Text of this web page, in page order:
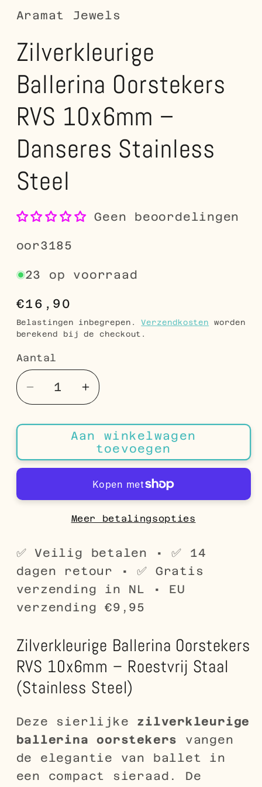
Aramat Jewels
Zilverkleurige
Ballerina Oorstekers
RVS 10x6mm –
Danseres Stainless
Steel
Geen beoordelingen
SKU:
oor3185
23 op voorraad
Normale
prijs
€16,90
Belastingen inbegrepen.Verzendkosten worden
berekend bij de checkout.
Aantal
Aantal
Aantal
verlagen
voor
Zilverkleurige
Ballerina
Oorstekers
10x6mm
Stainless
Steel
Aantal
verhogen
voor
Zilverkleurige
Ballerina
Oorstekers
RVS
10x6mm
–
Stainless
Steel
Aan winkelwagen
toevoegen
Meer betalingsopties
✅ Veilig betalen • ✅ 14
dagen retour • ✅ Gratis
verzending in NL • EU
verzending €9,95
Zilverkleurige Ballerina Oorstekers
RVS 10x6mm – Roestvrij Staal
(Stainless Steel)
Deze sierlijke zilverkleurige
ballerina oorstekers vangen
de elegantie van ballet in
een compact sieraad. De